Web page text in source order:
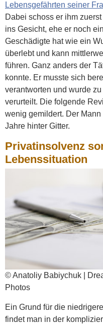
Lebensgefährten seiner
Dabei schoss er ihm
ins Gesicht, ehe er noch
Geschädigte hat wie ein
überlebt und kann
führen. Ganz anders der
konnte. Er musste sich
verantworten und wurde
verurteilt. Die folgende
wenig gemildert. Der
Jahre hinter Gitter.
Privatinsolvenz
Lebenssituation
© Anatoliy Babiychuk |
Photos
Ein Grund für die
findet man in der